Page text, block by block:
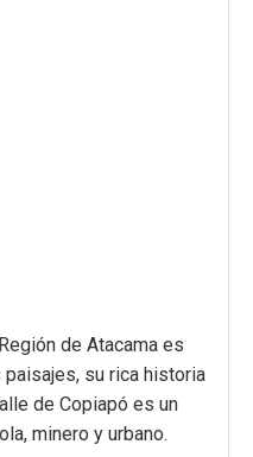
de Atacama es
su rica historia
de Copiapó es un
minero y urbano.